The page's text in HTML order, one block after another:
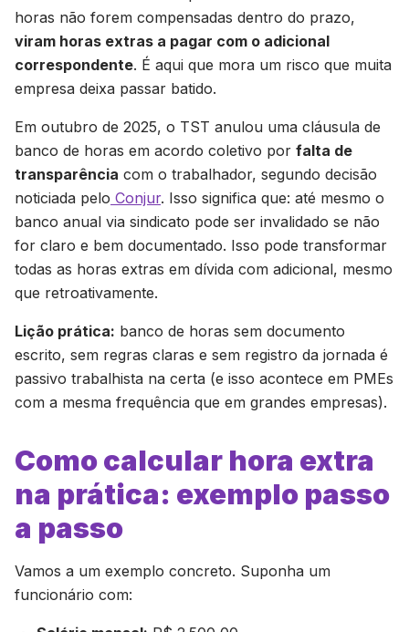
horas não forem compensadas dentro do prazo,
viram horas extras a pagar com o adicional
correspondente. É aqui que mora um risco que muita
empresa deixa passar batido.
Em outubro de 2025, o TST anulou uma cláusula de
banco de horas em acordo coletivo por falta de
transparência com o trabalhador, segundo decisão
noticiada pelo Conjur. Isso significa que: até mesmo o
banco anual via sindicato pode ser invalidado se não
for claro e bem documentado. Isso pode transformar
todas as horas extras em dívida com adicional, mesmo
que retroativamente.
Lição prática: banco de horas sem documento
escrito, sem regras claras e sem registro da jornada é
passivo trabalhista na certa (e isso acontece em PMEs
com a mesma frequência que em grandes empresas).
Como calcular hora extra
na prática: exemplo passo
a passo
Vamos a um exemplo concreto. Suponha um
funcionário com: